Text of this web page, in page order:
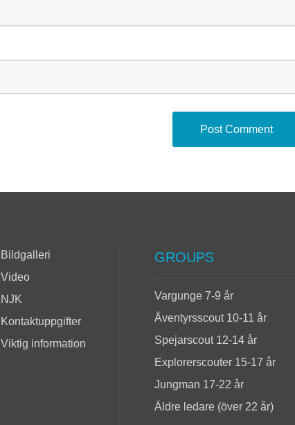
Bildgalleri
Video
NJK
Kontaktuppgifter
Viktig information
GROUPS
Vargunge 7-9 år
Äventyrsscout 10-11 år
Spejarscout 12-14 år
Explorerscouter 15-17 år
Jungman 17-22 år
Äldre ledare (över 22 år)